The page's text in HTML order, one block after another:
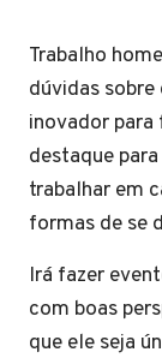
Trabalho
dúvidas
inovador para
destaque
trabalhar em
formas de se
Irá fazer
com boas
que ele seja